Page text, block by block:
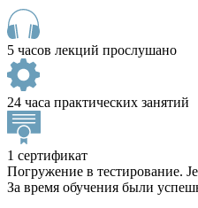
5 часов лекций прослушано
24 часа практических занятий
1 сертификат
Погружение в тестирование.
За время обучения были